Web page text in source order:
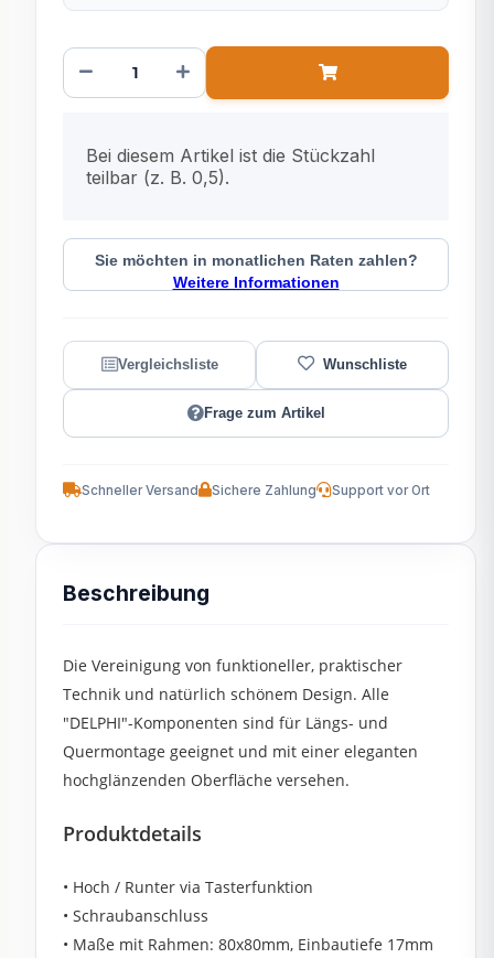
Bei diesem Artikel ist die Stückzahl
teilbar (z. B. 0,5).
Sie möchten in monatlichen Raten zahlen?
Weitere Informationen
Frage zum Artikel
Schneller Versand Sichere Zahlung Support vor Ort
Beschreibung
Die Vereinigung von funktioneller, praktischer
Technik und natürlich schönem Design. Alle
"DELPHI"-Komponenten sind für Längs- und
Quermontage geeignet und mit einer eleganten
hochglänzenden Oberfläche versehen.
Produktdetails
• Hoch / Runter via Tasterfunktion
• Schraubanschluss
• Maße mit Rahmen: 80x80mm, Einbautiefe 17mm